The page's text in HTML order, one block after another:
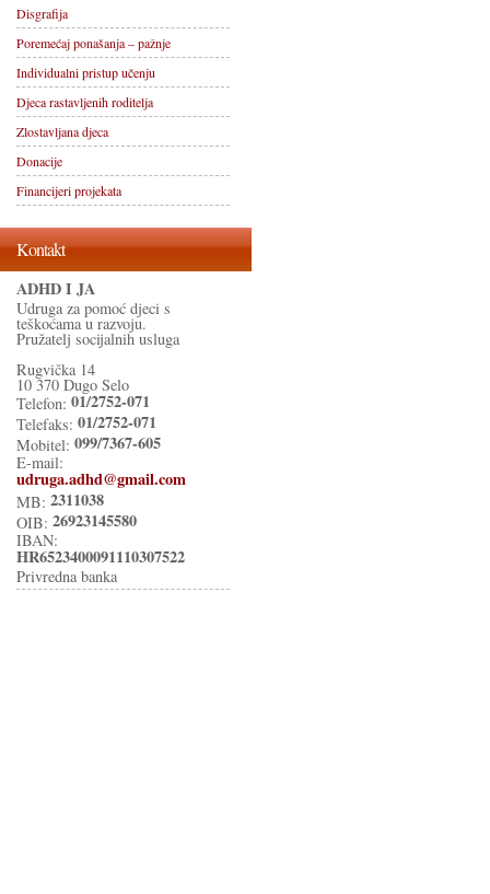
Disgrafija
Poremećaj ponašanja – pažnje
Individualni pristup učenju
Djeca rastavljenih roditelja
Zlostavljana djeca
Donacije
Financijeri projekata
Kontakt
ADHD I JA
Udruga za pomoć djeci s
teškoćama u razvoju.
Pružatelj socijalnih usluga
Rugvička 14
10 370 Dugo Selo
Telefon: 01/2752-071
Telefaks: 01/2752-071
Mobitel: 099/7367-605
E-mail:
udruga.adhd@gmail.com
MB: 2311038
OIB: 26923145580
IBAN:
HR6523400091110307522
Privredna banka